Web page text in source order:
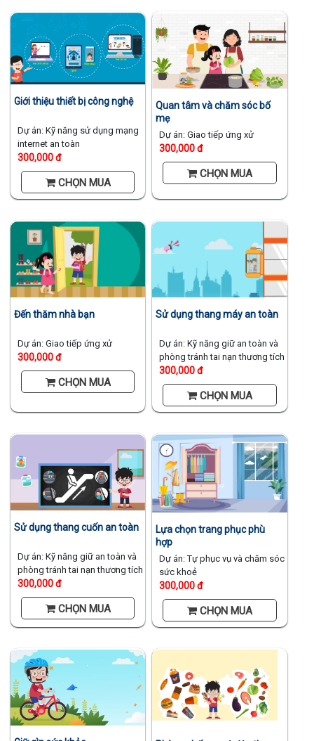
Giới thiệu thiết bị công nghệ
Dự án: Kỹ năng sử dụng mạng
internet an toàn
300,000 đ
CHỌN MUA
Quan tâm và chăm sóc bố
mẹ
Dự án: Giao tiếp ứng xử
300,000 đ
CHỌN MUA
Đến thăm nhà bạn
Dự án: Giao tiếp ứng xử
300,000 đ
CHỌN MUA
Sử dụng thang máy an toàn
Dự án: Kỹ năng giữ an toàn và
phòng tránh tai nạn thương tích
300,000 đ
CHỌN MUA
Sử dụng thang cuốn an toàn
Dự án: Kỹ năng giữ an toàn và
phòng tránh tai nạn thương tích
300,000 đ
CHỌN MUA
Lựa chọn trang phục phù
hợp
Dự án: Tự phục vụ và chăm sóc
sức khoẻ
300,000 đ
CHỌN MUA